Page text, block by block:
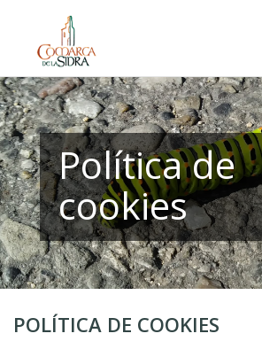
contenido
principal
Política de
cookies
POLÍTICA DE COOKIES